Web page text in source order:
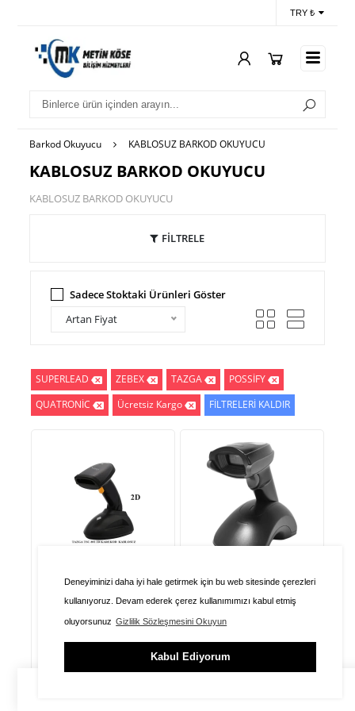
Deneyiminizi daha iyi hale getirmek için bu web sitesinde çerezleri
kullanıyoruz. Devam ederek çerez kullanımımızı kabul etmiş
oluyorsunuz Gizlilik Sözleşmesini Okuyun
Kabul Ediyorum
TRY ₺
Barkod Okuyucu KABLOSUZ BARKOD OKUYUCU
KABLOSUZ BARKOD OKUYUCU
KABLOSUZ BARKOD OKUYUCU
FİLTRELE
Sadece Stoktaki Ürünleri Göster
Artan Fiyat
SUPERLEAD ZEBEX TAZGA
POSSİFY
QUATRONİC
Ücretsiz Kargo FİLTRELERİ KALDIR
TAZGA
Tazga Tsc-892 2D Usb
Kablosuz Barkod
SUPERLEAD
Superlead 5130C 2D
Kablosuz El Tipi Barkod